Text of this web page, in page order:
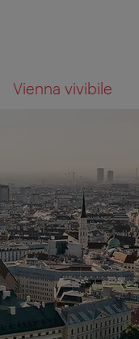
Vienna vivibile